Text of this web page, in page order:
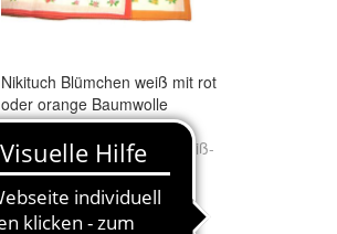
Nikituch Blümchen weiß mit rot
oder orange Baumwolle
Dirndltuch Trachtentuch p
Farbe:weiß-orangeund
weiß-
rot
6,00 €
+ 3,50 € Versand
1